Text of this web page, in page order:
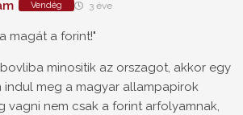
Vendég 3 éve
magát a forint!"
minositik az orszagot, akkor egy
indul meg a magyar allampapirok
vagni nem csak a forint arfolyamnak,